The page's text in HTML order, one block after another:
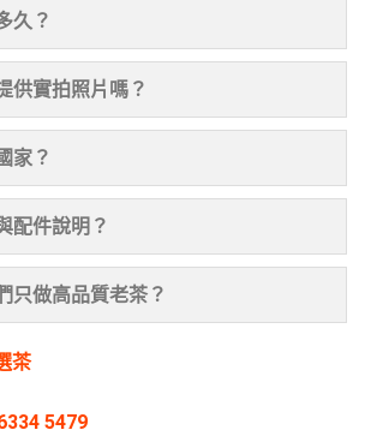
久？
供實拍照片嗎？
家？
配件說明？
只做高品質老茶？
茶
5479